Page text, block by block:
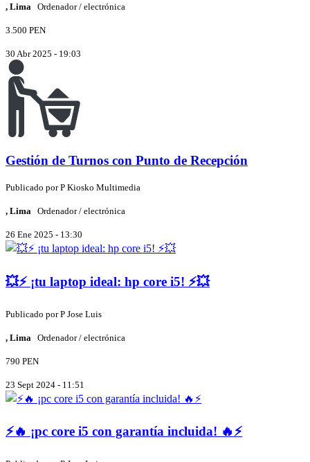
, Lima Ordenador / electrónica
3.500 PEN
30 Abr 2025 - 19:03
Gestión de Turnos con Punto de Recepción
Publicado porP Kiosko Multimedia
, Lima Ordenador / electrónica
26 Ene 2025 - 13:30
💥⚡ ¡tu laptop ideal: hp core i5! ⚡💥
Publicado porP Jose Luis
, Lima Ordenador / electrónica
790 PEN
23 Sept 2024 - 11:51
⚡🔥 ¡pc core i5 con garantía incluida! 🔥⚡